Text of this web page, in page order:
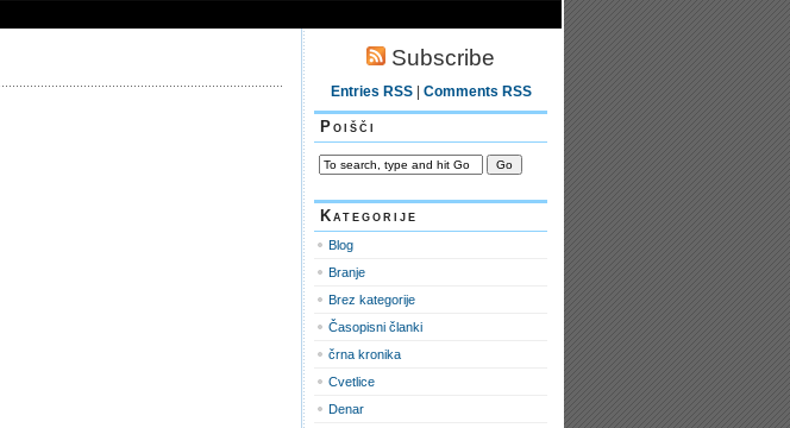
Subscribe
Entries RSS| Comments RSS
Poišči
Kategorije
Blog
Branje
Brez kategorije
Časopisni članki
črna kronika
Cvetlice
Denar